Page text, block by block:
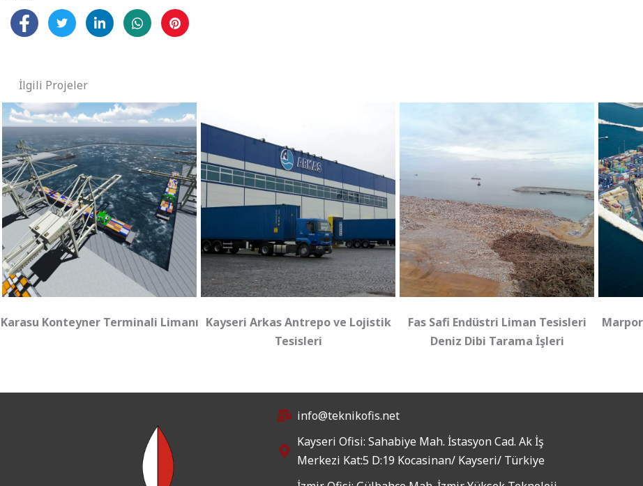
İlgili Projeler
Karasu Konteyner Terminali Limanı Kayseri Arkas Antrepo ve Lojistik
Tesisleri
Fas Safi Endüstri Liman Tesisleri
Deniz Dibi Tarama İşleri
info@teknikofis.net
Kayseri Ofisi: Sahabiye Mah. İstasyon Cad. Ak İş
Merkezi Kat:5 D:19 Kocasinan/ Kayseri/ Türkiye